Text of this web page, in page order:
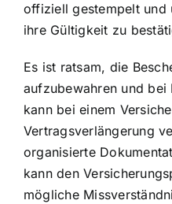
offiziell gestempelt und
ihre Gültigkeit zu
Es ist ratsam, die
aufzubewahren und
kann bei einem
Vertragsverlängerung
organisierte
kann den
mögliche